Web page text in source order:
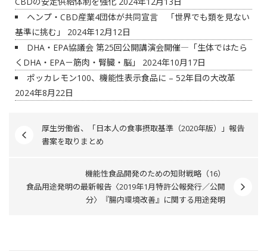
ヘンプ・CBD産業4団体が共同宣言 「世界でも類を見ない
基準に挑む」
2024年12月12日
DHA・EPA協議会 第25回公開講演会開催―「生体ではたら
くDHA・EPA－筋肉・腎臓・脳」
2024年10月17日
ポッカレモン100、機能性表示食品に – 52年目の大改革
2024年8月22日
厚生労働省、「日本人の食事摂取基準（2020年版）」報告
書案を取りまとめ
機能性食品開発のための知財戦略（16）
食品用途発明の最新報告〈2019年1月特許公報発行／公開
分〉『腸内環境改善』に関する用途発明